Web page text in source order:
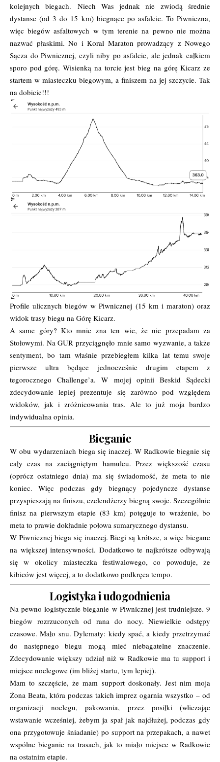
kolejnych biegach. Niech Was jednak nie zwiodą średnie
dystanse (od 3 do 15 km) biegnące po asfalcie. To Piwniczna,
więc biegów asfaltowych w tym terenie na pewno nie można
nazwać płaskimi. No i Koral Maraton prowadzący z Nowego
Sącza do Piwnicznej, czyli niby po asfalcie, ale jednak całkiem
sporo pod górę. Wisienką na torcie jest bieg na górę Kicarz ze
startem w miasteczku biegowym, a finiszem na jej szczycie. Tak
na dobicie!!!
Profile ulicznych biegów w Piwnicznej (15 km i maraton) oraz
widok trasy biegu na Górę Kicarz.
A same góry? Kto mnie zna ten wie, że nie przepadam za
Stołowymi. Na GUR przyciągnęło mnie samo wyzwanie, a także
sentyment, bo tam właśnie przebiegłem kilka lat temu swoje
pierwsze ultra będące jednocześnie drugim etapem z
tegorocznego Challenge’a. W mojej opinii Beskid Sądecki
zdecydowanie lepiej prezentuje się zarówno pod względem
widoków, jak i zróżnicowania tras. Ale to już moja bardzo
indywidualna opinia.
Bieganie
W obu wydarzeniach biega się inaczej. W Radkowie biegnie się
cały czas na zaciągniętym hamulcu. Przez większość czasu
(oprócz ostatniego dnia) ma się świadomość, że meta to nie
koniec. Więc podczas gdy biegnący pojedyncze dystanse
przyspieszają na finiszu, czelendżerzy biegną swoje. Szczególnie
finisz na pierwszym etapie (83 km) potęguje to wrażenie, bo
meta to prawie dokładnie połowa sumarycznego dystansu.
W Piwnicznej biega się inaczej. Biegi są krótsze, a więc biegane
na większej intensywności. Dodatkowo te najkrótsze odbywają
się w okolicy miasteczka festiwalowego, co powoduje, że
kibiców jest więcej, a to dodatkowo podkręca tempo.
Logistyka i udogodnienia
Na pewno logistycznie bieganie w Piwnicznej jest trudniejsze. 9
biegów rozrzuconych od rana do nocy. Niewielkie odstępy
czasowe. Mało snu. Dylematy: kiedy spać, a kiedy przetrzymać
do następnego biegu mogą mieć niebagatelne znaczenie.
Zdecydowanie większy udział niż w Radkowie ma tu support i
miejsce noclegowe (im bliżej startu, tym lepiej).
Mam to szczęście, że mam support doskonały. Jest nim moja
Żona Beata, która podczas takich imprez ogarnia wszystko – od
organizacji noclegu, pakowania, przez posiłki (wliczając
wstawanie wcześniej, żebym ja spał jak najdłużej, podczas gdy
ona przygotowuje śniadanie) po support na przepakach, a nawet
wspólne bieganie na trasach, jak to miało miejsce w Radkowie
na ostatnim etapie.